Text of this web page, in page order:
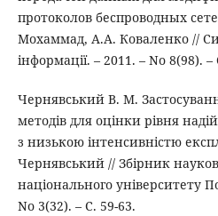
протоколов беспроводных
Мохаммад, А.А. Коваленко //
інформації. – 2011. – No 8(98). –
Чернявський В. М.
методів для оцінки рівня
з низькою інтенсивністю
Чернявський // Збірник
національного університету
No 3(32). – С. 59-63.